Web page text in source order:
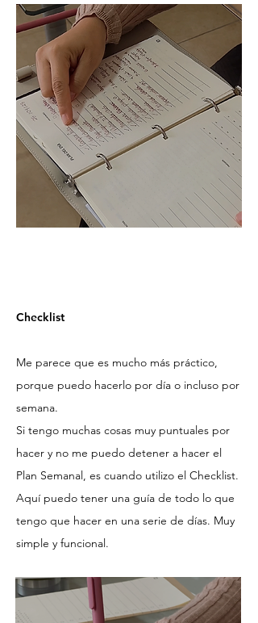
Checklist
Me parece que es mucho más práctico,
porque puedo hacerlo por día o incluso por
semana.
Si tengo muchas cosas muy puntuales por
hacer y no me puedo detener a hacer el
Plan Semanal, es cuando utilizo el Checklist.
Aquí puedo tener una guía de todo lo que
tengo que hacer en una serie de días. Muy
simple y funcional.